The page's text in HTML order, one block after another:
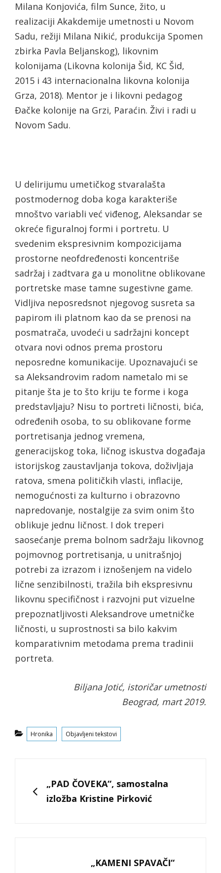
Milana Konjovića, film Sunce, žito, u
realizaciji Akakdemije umetnosti u Novom
Sadu, režiji Milana Nikić, produkcija Spomen
zbirka Pavla Beljanskog), likovnim
kolonijama (Likovna kolonija Šid, KC Šid,
2015 i 43 internacionalna likovna kolonija
Grza, 2018). Mentor je i likovni pedagog
Đačke kolonije na Grzi, Paraćin. Živi i radi u
Novom Sadu.
U delirijumu umetičkog stvaralašta
postmodernog doba koga karakteriše
mnoštvo variabli već viđenog, Aleksandar se
okreće figuralnoj formi i portretu. U
svedenim ekspresivnim kompozicijama
prostorne neofdređenosti koncentriše
sadržaj i zadtvara ga u monolitne oblikovane
portretske mase tamne sugestivne game.
Vidljiva neposredsnot njegovog susreta sa
papirom ili platnom kao da se prenosi na
posmatrača, uvodeći u sadržajni koncept
otvara novi odnos prema prostoru
neposredne komunikacije. Upoznavajući se
sa Aleksandrovim radom nametalo mi se
pitanje šta je to što kriju te forme i koga
predstavljaju? Nisu to portreti ličnosti, bića,
određenih osoba, to su oblikovane forme
portretisanja jednog vremena,
generacijskog toka, ličnog iskustva događaja
istorijskog zaustavljanja tokova, doživljaja
ratova, smena političkih vlasti, inflacije,
nemogućnosti za kulturno i obrazovno
napredovanje, nostalgije za svim onim što
oblikuje jednu ličnost. I dok treperi
saosećanje prema bolnom sadržaju likovnog
pojmovnog portretisanja, u unitrašnjoj
potrebi za izrazom i iznošenjem na videlo
lične senzibilnosti, tražila bih ekspresivnu
likovnu specifičnost i razvojni put vizuelne
prepoznatljivosti Aleksandrove umetničke
ličnosti, u suprostnosti sa bilo kakvim
komparativnim metodama prema tradinii
portreta.
Biljana Jotić, istoričar umetnosti
Beograd, mart 2019.
Categories
Hronika Objavljeni tekstovi
člankaPREVIOUS
„PAD ČOVEKA“, samostalna
izložba Kristine Pirković
„KAMENI SPAVAČI“